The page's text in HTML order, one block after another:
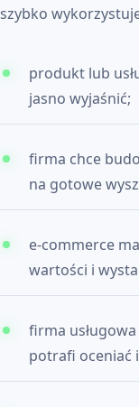
szybko
produkt lub
jasno wyjaśnić;
firma chce
na gotowe
e-commerce
wartości i
firma
potrafi oceniać